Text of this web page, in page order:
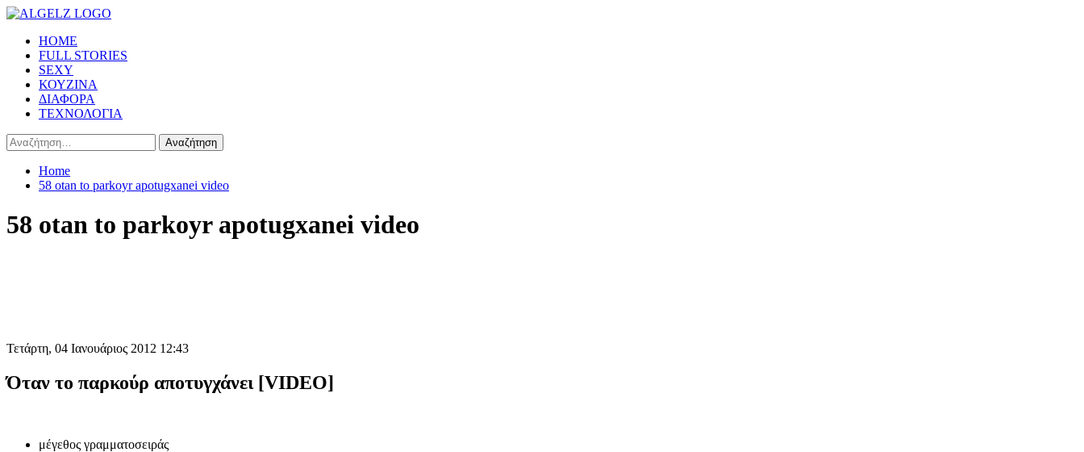
Skip
content
Primary
Menu
HOME
FULL STORIES
SEXY
ΚΟΥΖΙΝΑ
ΔΙΑΦΟΡΑ
ΤΕΧΝΟΛΟΓΙΑ
Αναζήτηση
για:
Home
58 otan to parkoyr apotugxanei video
58 otan to parkoyr apotugxanei video
Τετάρτη, 04 Ιανουάριος 2012 12:43
Όταν το παρκούρ αποτυγχάνει [VIDEO]
μέγεθος γραμματοσειράς